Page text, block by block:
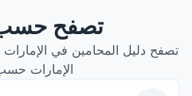
تصفح حسب
تصفح دليل المحامين في
الإمارات